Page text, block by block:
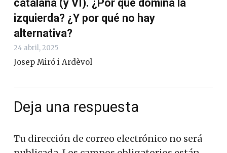
catalana (y VI). ¿Por qué domina la
izquierda? ¿Y por qué no hay
alternativa?
24 abril, 2025
Josep Miró i Ardèvol
Deja una respuesta
Tu dirección de correo electrónico no será